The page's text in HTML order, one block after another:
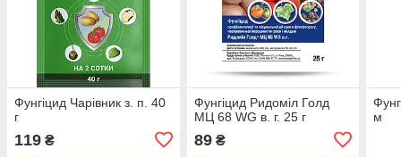
Фунгіцид Чарівник з. п. 40
г
119 ₴
Фунгіцид Ридоміл Голд
МЦ 68 WG в. г. 25 г
89₴
м